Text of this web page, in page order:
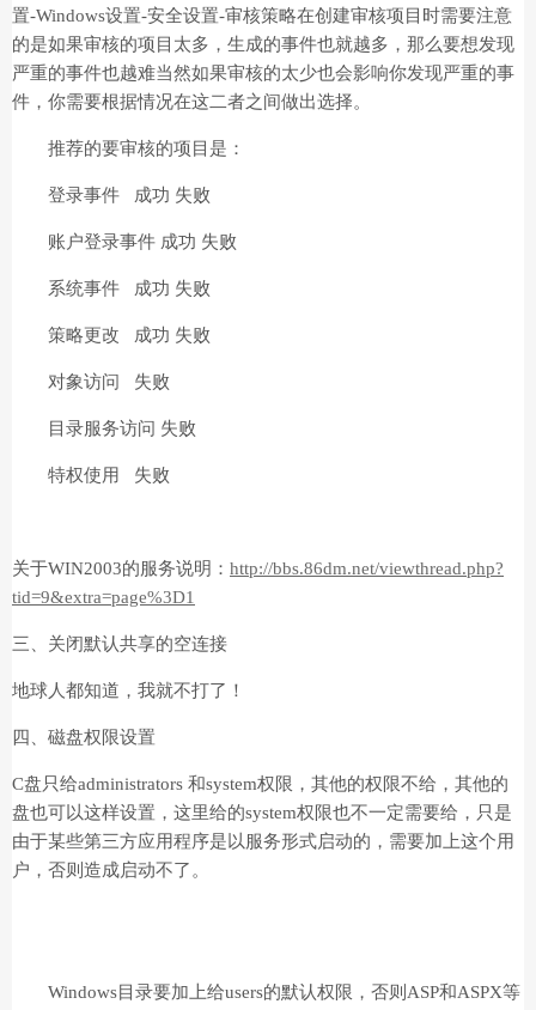
置-Windows设置-安全设置-审核策略在创建审核项目时需要注意
的是如果审核的项目太多，生成的事件也就越多，那么要想发现
严重的事件也越难当然如果审核的太少也会影响你发现严重的事
件，你需要根据情况在这二者之间做出选择。
推荐的要审核的项目是：
登录事件 成功 失败
账户登录事件 成功 失败
系统事件 成功 失败
策略更改 成功 失败
对象访问 失败
目录服务访问 失败
特权使用 失败
关于WIN2003的服务说明： http://bbs.86dm.net/viewthread.php?
tid=9&extra=page%3D1
三、关闭默认共享的空连接
地球人都知道，我就不打了！
四、磁盘权限设置
C盘只给administrators 和system权限，其他的权限不给，其他的
盘也可以这样设置，这里给的system权限也不一定需要给，只是
由于某些第三方应用程序是以服务形式启动的，需要加上这个用
户，否则造成启动不了。
Windows目录要加上给users的默认权限，否则ASP和ASPX等